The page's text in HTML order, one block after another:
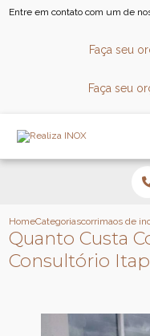
Entre em contato com um de
Faça seu
Faça seu
HomeCategoriascorrimaos de
Quanto Custa
Consultório